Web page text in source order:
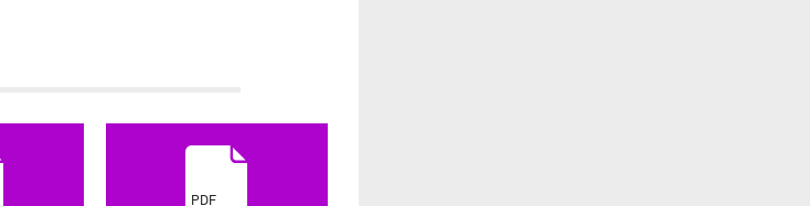
(PDF